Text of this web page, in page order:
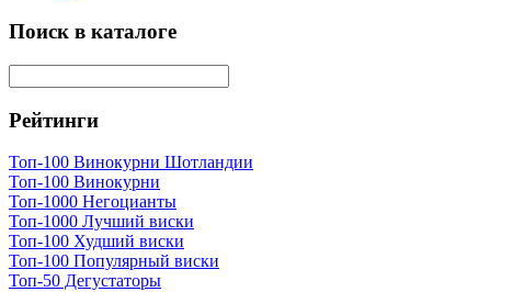
Поиск в каталоге
Рейтинги
Топ-100 Винокурни Шотландии
Топ-100 Винокурни
Топ-1000 Негоцианты
Топ-1000 Лучший виски
Топ-100 Худший виски
Топ-100 Популярный виски
Топ-50 Дегустаторы